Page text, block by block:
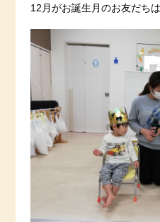
12月がお誕生月のお友だち